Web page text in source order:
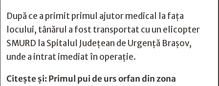
După ce a primit primul ajutor medical la fața
locului, tânărul a fost transportat cu un elicopter
SMURD la Spitalul Judeţean de Urgenţă Braşov,
unde a intrat imediat în operație.
Citește și:Primul pui de urs orfan din zona